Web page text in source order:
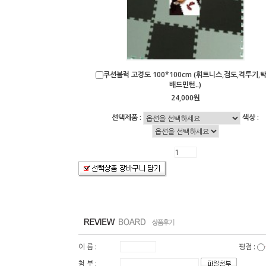
쿠션블럭 고경도 100*100cm (휘트니스,검도,격투기,
배드민턴..)
24,000원
선택제품 :
색상 :
이 름 : 평점 :
첨 부 :